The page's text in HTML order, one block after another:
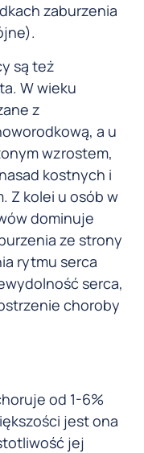
zaburzenia
są też
W wieku
z
a u
wzrostem,
kostnych i
Z kolei u osób w
dominuje
ze strony
rytmu serca
serca,
choroby
od 1-6%
jest ona
jej